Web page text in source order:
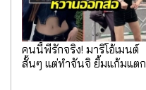
คนนี้พี่รักจริง! มาริโอ้เมนต์
สั้นๆ แต่ทำจันจิ ยิ้มแก้มแตก